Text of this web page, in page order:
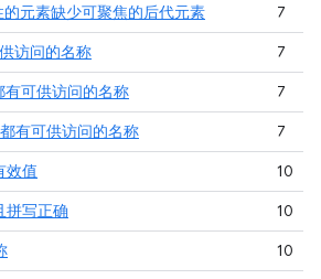
的元素缺少可聚焦的后代元素
7
访问的名称
7
有可供访问的名称
7
有可供访问的名称 7
效值 10
拼写正确
10
10